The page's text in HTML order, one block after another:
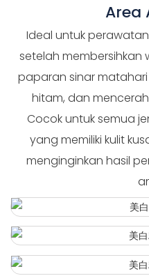
Area
Ideal untuk
setelah
paparan sinar
hitam, dan
Cocok untuk semua
yang memiliki kulit
menginginkan hasil